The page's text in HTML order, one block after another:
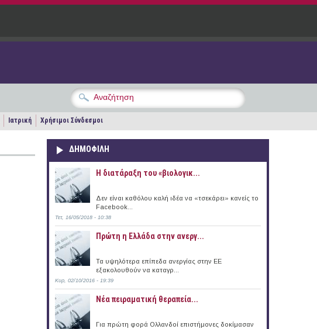
Ιατρική Χρήσιμοι Σύνδεσμοι
ΔΗΜΟΦΙΛΗ
Η διατάραξη του «βιολογικ...
Δεν είναι καθόλου καλή ιδέα να «τσεκάρει» κανείς το
Facebook...
Τετ, 16/05/2018 - 10:38
Πρώτη η Ελλάδα στην ανεργ...
Τα υψηλότερα επίπεδα ανεργίας στην ΕΕ
εξακολουθούν να καταγρ...
Κυρ, 02/10/2016 - 19:39
Νέα πειραματική θεραπεία...
Για πρώτη φορά Ολλανδοί επιστήμονες δοκίμασαν